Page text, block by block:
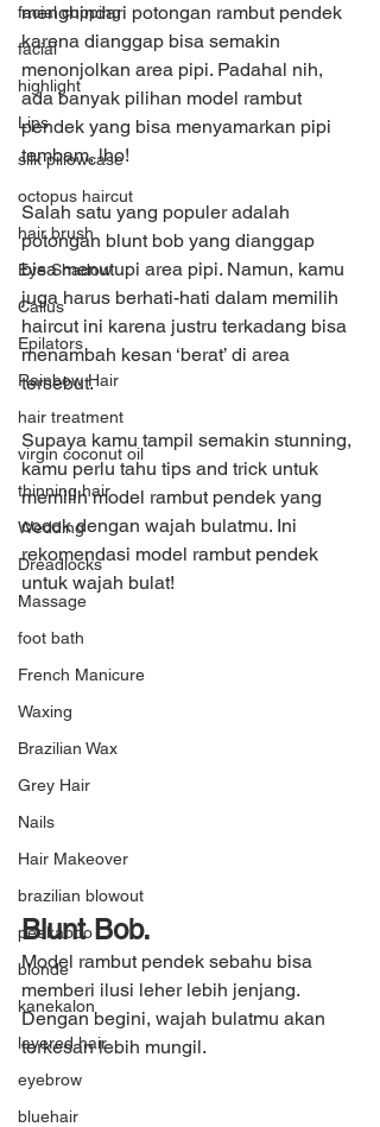
facial cupping
facial
highlight
Lips
silk pillowcase
octopus haircut
hair brush
Eye Shadow
Callus
Epilators
Rainbow Hair
hair treatment
virgin coconut oil
thinning hair
Wedding
Dreadlocks
Massage
foot bath
French Manicure
Waxing
Brazilian Wax
Grey Hair
Nails
Hair Makeover
brazilian blowout
peekaboo
blonde
kanekalon
layered hair
eyebrow
bluehair
menghindari potongan rambut pendek
karena dianggap bisa semakin
menonjolkan area pipi. Padahal nih,
ada banyak pilihan model rambut
pendek yang bisa menyamarkan pipi
tembam, lho!
Salah satu yang populer adalah
potongan blunt bob yang dianggap
bisa menutupi area pipi. Namun, kamu
juga harus berhati-hati dalam memilih
haircut ini karena justru terkadang bisa
menambah kesan ‘berat’ di area
tersebut.
Supaya kamu tampil semakin stunning,
kamu perlu tahu tips and trick untuk
memilih model rambut pendek yang
cocok dengan wajah bulatmu. Ini
rekomendasi model rambut pendek
untuk wajah bulat!
Blunt Bob.
Model rambut pendek sebahu bisa
memberi ilusi leher lebih jenjang.
Dengan begini, wajah bulatmu akan
terkesan lebih mungil.